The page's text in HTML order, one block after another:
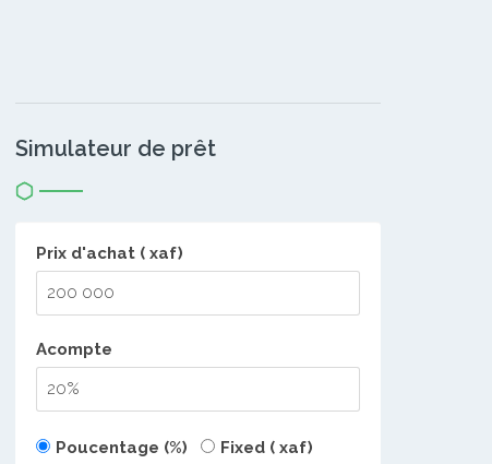
Simulateur de prêt
Prix d'achat ( xaf)
Acompte
Poucentage (%) Fixed ( xaf)